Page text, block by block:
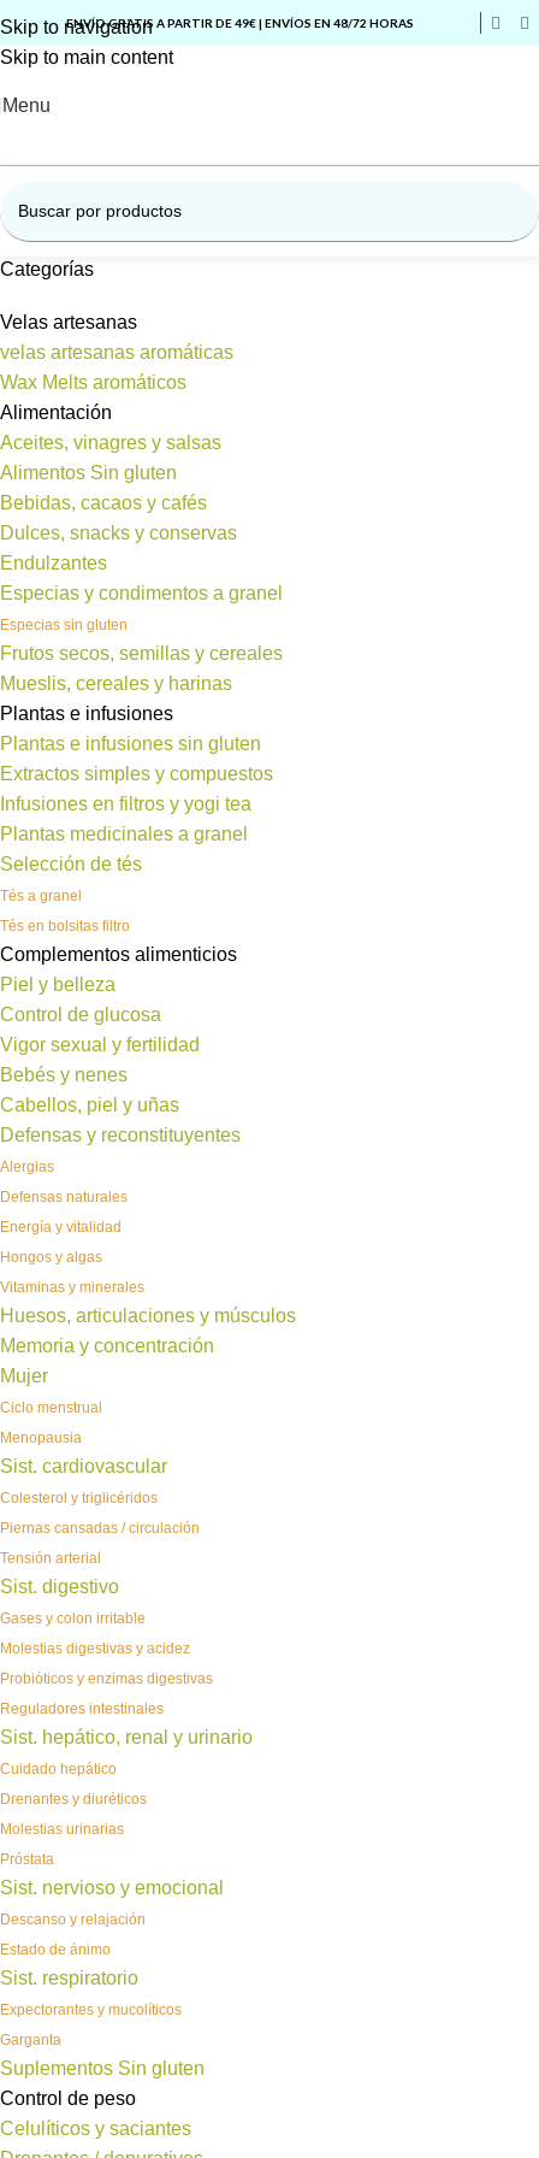
Skip to navigation
Skip to main content
ENVÍO GRATIS A PARTIR DE 49€ | ENVÍOS EN 48/72 HORAS
Menu
Categorías
Velas artesanas
velas artesanas aromáticas
Wax Melts aromáticos
Alimentación
Aceites, vinagres y salsas
Alimentos Sin gluten
Bebidas, cacaos y cafés
Dulces, snacks y conservas
Endulzantes
Especias y condimentos a granel
Especias sin gluten
Frutos secos, semillas y cereales
Mueslis, cereales y harinas
Plantas e infusiones
Plantas e infusiones sin gluten
Extractos simples y compuestos
Infusiones en filtros y yogi tea
Plantas medicinales a granel
Selección de tés
Tés a granel
Tés en bolsitas filtro
Complementos alimenticios
Piel y belleza
Control de glucosa
Vigor sexual y fertilidad
Bebés y nenes
Cabellos, piel y uñas
Defensas y reconstituyentes
Alergias
Defensas naturales
Energía y vitalidad
Hongos y algas
Vitaminas y minerales
Huesos, articulaciones y músculos
Memoria y concentración
Mujer
Ciclo menstrual
Menopausia
Sist. cardiovascular
Colesterol y triglicéridos
Piernas cansadas / circulación
Tensión arterial
Sist. digestivo
Gases y colon irritable
Molestias digestivas y acidez
Probióticos y enzimas digestivas
Reguladores intestinales
Sist. hepático, renal y urinario
Cuidado hepático
Drenantes y diuréticos
Molestias urinarias
Próstata
Sist. nervioso y emocional
Descanso y relajación
Estado de ánimo
Sist. respiratorio
Expectorantes y mucolíticos
Garganta
Suplementos Sin gluten
Control de peso
Celulíticos y saciantes